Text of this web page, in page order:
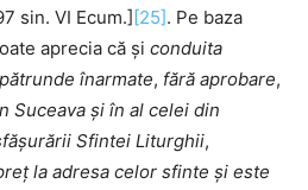
sin. VI Ecum.] [25]. Pe baza
aprecia că și conduita
înarmate, fără aprobare,
Suceava și în al celei din
Sfintei Liturghii,
la adresa celor sfinte și este